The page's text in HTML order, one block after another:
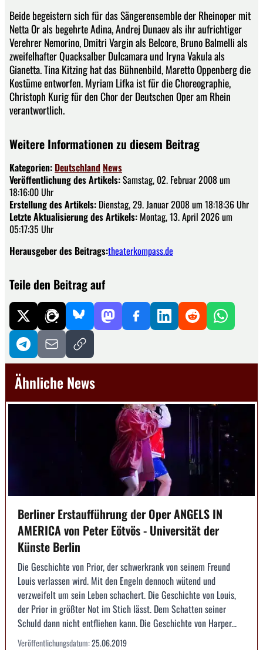
Beide begeistern sich für das Sängerensemble der Rheinoper mit
Netta Or als begehrte Adina, Andrej Dunaev als ihr aufrichtiger
Verehrer Nemorino, Dmitri Vargin als Belcore, Bruno Balmelli als
zweifelhafter Quacksalber Dulcamara und Iryna Vakula als
Gianetta. Tina Kitzing hat das Bühnenbild, Maretto Oppenberg die
Kostüme entworfen. Myriam Lifka ist für die Choreographie,
Christoph Kurig für den Chor der Deutschen Oper am Rhein
verantwortlich.
Weitere Informationen zu diesem Beitrag
Kategorien: Deutschland News
Veröffentlichung des Artikels:Samstag, 02. Februar 2008 um
18:16:00 Uhr
Erstellung des Artikels: Dienstag, 29. Januar 2008 um 18:18:36 Uhr
Letzte Aktualisierung des Artikels: Montag, 13. April 2026 um
05:17:35 Uhr
Herausgeber des Beitrags:theaterkompass.de
Teile den Beitrag auf
Ähnliche News
Berliner Erstaufführung der Oper ANGELS IN
AMERICA von Peter Eötvös - Universität der
Künste Berlin
Die Geschichte von Prior, der schwerkrank von seinem Freund
Louis verlassen wird. Mit den Engeln dennoch wütend und
verzweifelt um sein Leben schachert. Die Geschichte von Louis,
der Prior in größter Not im Stich lässt. Dem Schatten seiner
Schuld dann nicht entfliehen kann. Die Geschichte von Harper...
Veröffentlichungsdatum:25.06.2019